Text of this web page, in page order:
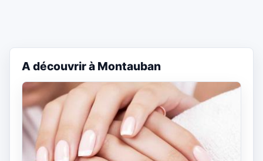
A découvrir à Montauban